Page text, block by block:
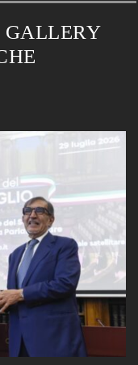
GALLERY